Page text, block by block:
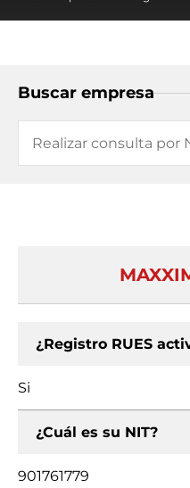
Buscar empresa
¿Registro RUES
Si
¿Cuál es su NIT?
901761779